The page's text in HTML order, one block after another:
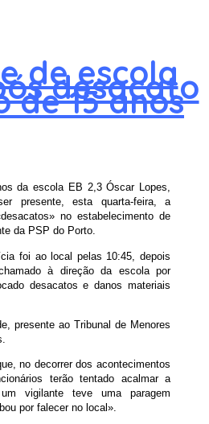
de escola
desacato
de 15 anos
da escola EB 2,3 Óscar Lopes,
presente, esta quarta-feira, a
no estabelecimento de
da PSP do Porto.
foi ao local pelas 10:45, depois
à direção da escola por
desacatos e danos materiais
presente ao Tribunal de Menores
no decorrer dos acontecimentos
terão tentado acalmar a
vigilante teve uma paragem
por falecer no local».